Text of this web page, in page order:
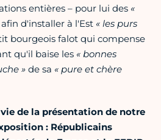
entières – pour lui des «
afin d'installer à l'Est « les purs
bourgeois falot qui compense
qu'il baise les « bonnes
» de sa « pure et chère
de la présentation de notre
: Républicains